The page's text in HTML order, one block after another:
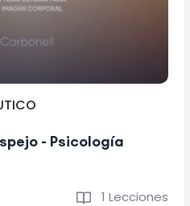
- Psicología
1 Lecciones